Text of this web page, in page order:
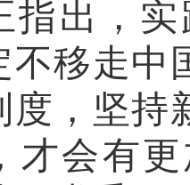
指出，
不移走中
度，坚持
才会有